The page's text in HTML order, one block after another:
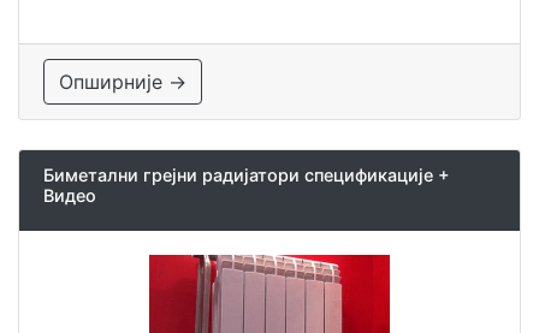
Опширније →
Биметални грејни радијатори спецификације +
Видео